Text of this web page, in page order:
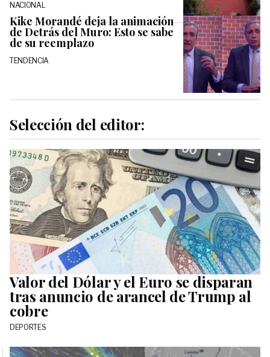
NACIONAL
Kike Morandé deja la animación
de Detrás del Muro: Esto se sabe
de su reemplazo
TENDENCIA
Selección del editor:
Valor del Dólar y el Euro se disparan
tras anuncio de arancel de Trump al
cobre
DEPORTES